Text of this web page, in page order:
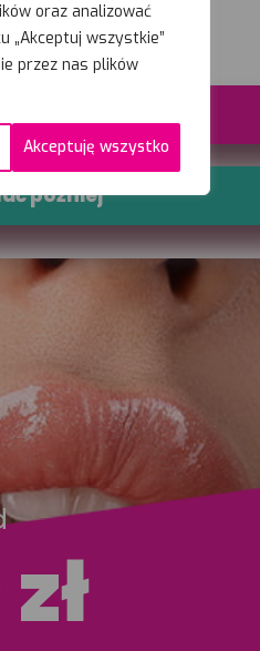
oraz analizować
„Akceptuj wszystkie”
przez nas plików
Akceptuję wszystko
później